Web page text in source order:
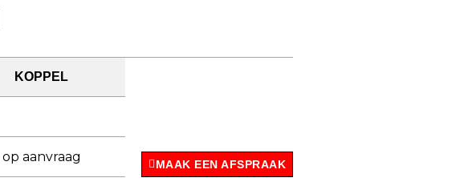
KOPPEL
op aanvraag
MAAK EEN AFSPRAAK